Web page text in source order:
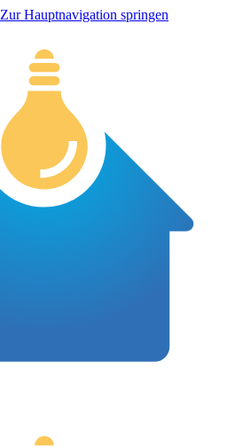
Zur Hauptnavigation springen